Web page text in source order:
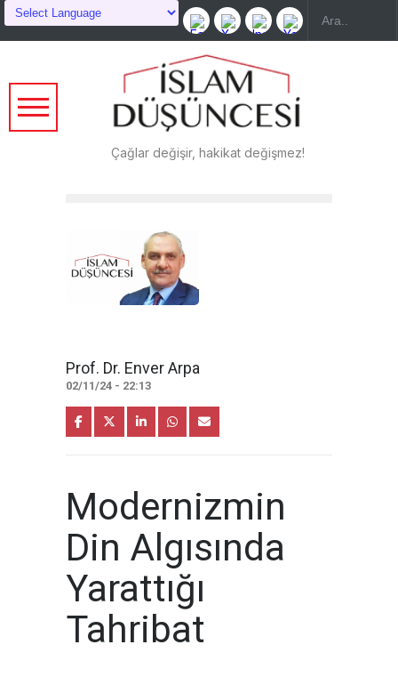
Çağlar değişir, hakikat değişmez!
Prof. Dr. Enver Arpa
02/11/24 - 22:13
Modernizmin
Din Algısında
Yarattığı
Tahribat